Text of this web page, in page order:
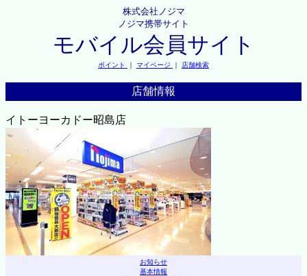
株式会社ノジマ
ノジマ携帯サイト
モバイル会員サイト
ポイント ｜ マイページ ｜ 店舗検索
店舗情報
イトーヨーカドー昭島店
お知らせ
基本情報